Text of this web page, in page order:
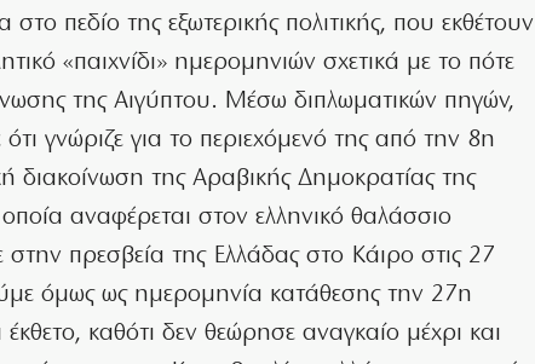
πεδίο της εξωτερικής πολιτικής, που εκθέτουν
«παιχνίδι» ημερομηνιών σχετικά με το πότε
της Αιγύπτου. Μέσω διπλωματικών πηγών,
γνώριζε για το περιεχόμενό της από την 8η
διακοίνωση της Αραβικής Δημοκρατίας της
αναφέρεται στον ελληνικό θαλάσσιο
στην πρεσβεία της Ελλάδας στο Κάιρο στις 27
όμως ως ημερομηνία κατάθεσης την 27η
καθότι δεν θεώρησε αναγκαίο μέχρι και